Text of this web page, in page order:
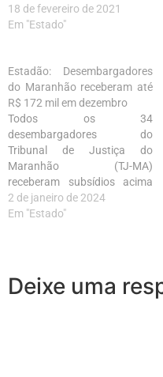
18 de fevereiro de 2021
Em "Estado"
Estadão: Desembargadores
do Maranhão receberam até
R$ 172 mil em dezembro
Todos os 34
desembargadores do
Tribunal de Justiça do
Maranhão (TJ-MA)
receberam subsídios acima
do teto em dezembro.
2 de janeiro de 2024
Em "Estado"
Deixe uma